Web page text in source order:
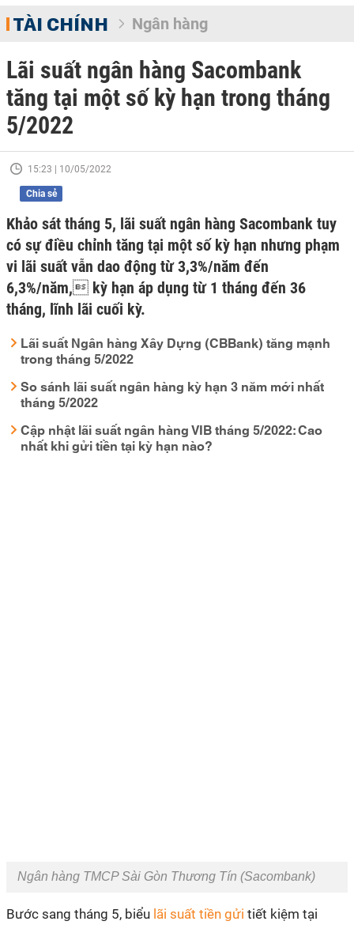
TÀI CHÍNH Ngân hàng
Lãi suất ngân hàng Sacombank
tăng tại một số kỳ hạn trong tháng
5/2022
15:23 | 10/05/2022
Chia sẻ
Khảo sát tháng 5, lãi suất ngân hàng Sacombank tuy
có sự điều chỉnh tăng tại một số kỳ hạn nhưng phạm
vi lãi suất vẫn dao động từ 3,3%/năm đến
6,3%/năm, kỳ hạn áp dụng từ 1 tháng đến 36
tháng, lĩnh lãi cuối kỳ.
Lãi suất Ngân hàng Xây Dựng (CBBank) tăng mạnh
trong tháng 5/2022
So sánh lãi suất ngân hàng kỳ hạn 3 năm mới nhất
tháng 5/2022
Cập nhật lãi suất ngân hàng VIB tháng 5/2022: Cao
nhất khi gửi tiền tại kỳ hạn nào?
Ngân hàng TMCP Sài Gòn Thương Tín (Sacombank)
Bước sang tháng 5, biểu lãi suất tiền gửi tiết kiệm tại